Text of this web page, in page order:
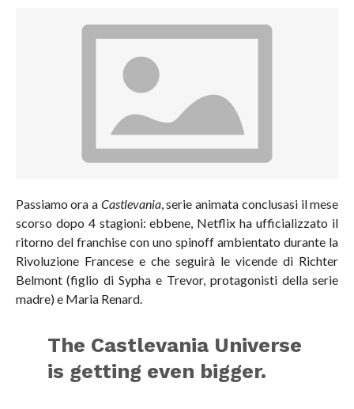
Passiamo ora a Castlevania, serie animata conclusasi il mese
scorso dopo 4 stagioni: ebbene, Netflix ha ufficializzato il
ritorno del franchise con uno spinoff ambientato durante la
Rivoluzione Francese e che seguirà le vicende di Richter
Belmont (figlio di Sypha e Trevor, protagonisti della serie
madre) e Maria Renard.
The Castlevania Universe
is getting even bigger.